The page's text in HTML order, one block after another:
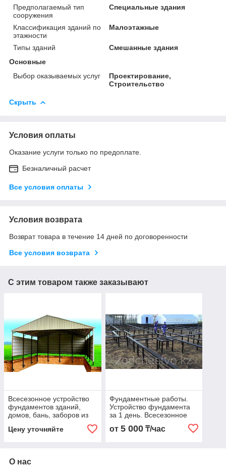
Предполагаемый тип
сооружения
Специальные здания
Классификация зданий по
этажности
Малоэтажные
Типы зданий
Смешанные здания
Основные
Выбор оказываемых услуг
Проектирование,
Строительство
Скрыть
Условия оплаты
Оказание услуги только по предоплате.
Безналичный расчет
Все условия оплаты
Условия возврата
Возврат товара в течение 14 дней по договоренности
Все условия возврата
С этим товаром также заказывают
Всесезонное устройство
фундаментов зданий,
домов, бань, заборов из
фундаментных винтовых
свай d 89 мм
Цену уточняйте
Фундаментные работы.
Устройство фундамента
за 1 день. Всесезонное
строительство
быстровозводимых
от 5 000₸/час
О нас